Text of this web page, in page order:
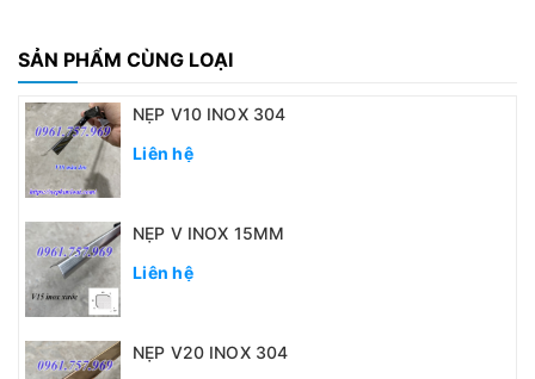
SẢN PHẨM CÙNG LOẠI
NẸP V10 INOX 304
Liên hệ
NẸP V INOX 15MM
Liên hệ
NẸP V20 INOX 304